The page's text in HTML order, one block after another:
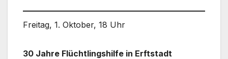
Freitag, 1. Oktober, 18 Uhr
30 Jahre Flüchtlingshilfe in Erftstadt